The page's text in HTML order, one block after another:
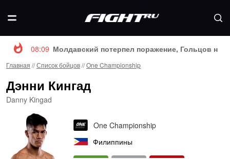
08:09 Молдавский потерпел поражение, Гольцов
Главная //Список бойцов//One Championship
Дэнни Кингад
Danny Kingad
One Championship
Филиппины